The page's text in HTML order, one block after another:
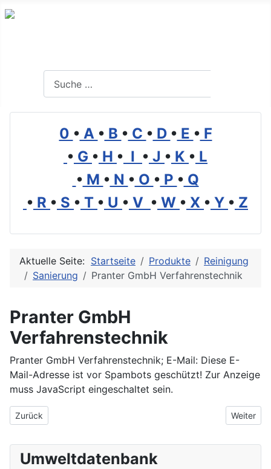
0 • A • B • C • D • E • F
• G • H • I • J • K • L
• M • N • O • P • Q
• R • S • T • U • V • W • X • Y • Z
Aktuelle Seite: Startseite Produkte
Reinigung
Sanierung
Pranter GmbH Verfahrenstechnik
Pranter GmbH
Verfahrenstechnik
Pranter GmbH Verfahrenstechnik; E-Mail: Diese E-
Mail-Adresse ist vor Spambots geschützt! Zur Anzeige
muss JavaScript eingeschaltet sein.
Vorheriger Beitrag: ORCATECH, Gesellschaft für
Zurück Nächster
Weiter
Umweltdatenbank